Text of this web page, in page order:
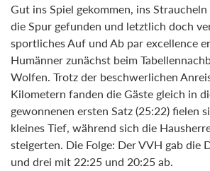
Gut ins Spiel gekommen, ins
die Spur gefunden und letztlich doch
sportliches Auf und Ab par excellence
Humänner zunächst beim
Wolfen. Trotz der beschwerlichen
Kilometern fanden die Gäste gleich in
gewonnenen ersten Satz (25:22) fielen
kleines Tief, während sich die
steigerten. Die Folge: Der VVH gab die
und drei mit 22:25 und 20:25 ab.